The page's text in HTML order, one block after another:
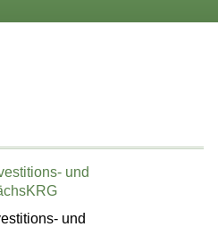
und
und